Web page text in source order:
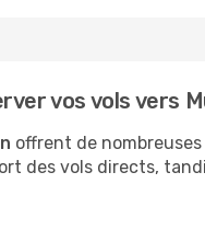
vos vols vers
offrent de
des vols directs,